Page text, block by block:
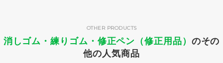
消しゴム・練りゴム・修正ペン（修正用品） のその
他の人気商品
OTHER PRODUCTS